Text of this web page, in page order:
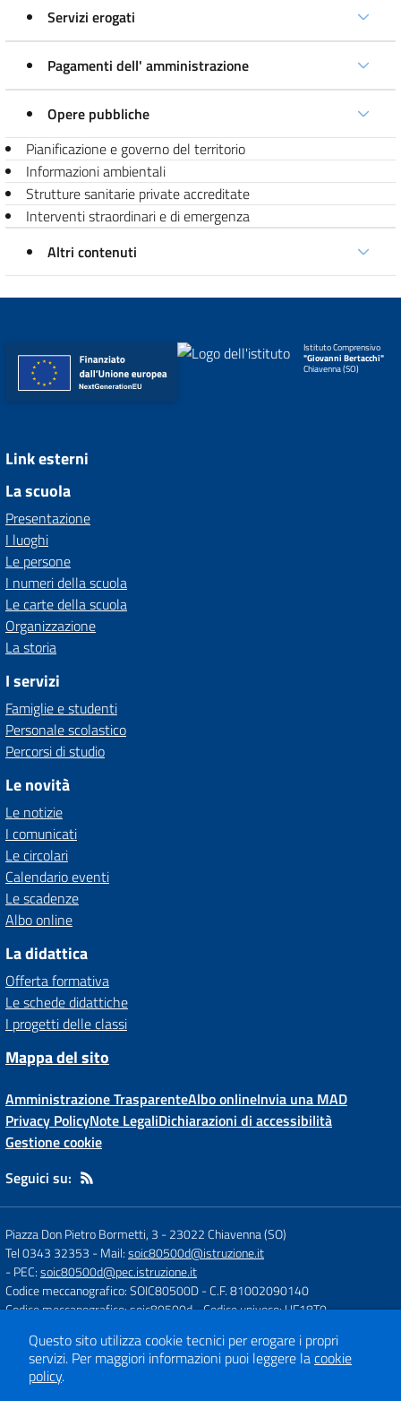
Servizi erogati
Pagamenti dell' amministrazione
Opere pubbliche
Pianificazione e governo del territorio
Informazioni ambientali
Strutture sanitarie private accreditate
Interventi straordinari e di emergenza
Altri contenuti
Istituto Comprensivo
"Giovanni Bertacchi"
Chiavenna (SO)
Link esterni
La scuola
Presentazione
I luoghi
Le persone
I numeri della scuola
Le carte della scuola
Organizzazione
La storia
I servizi
Famiglie e studenti
Personale scolastico
Percorsi di studio
Le novità
Le notizie
I comunicati
Le circolari
Calendario eventi
Le scadenze
Albo online
La didattica
Offerta formativa
Le schede didattiche
I progetti delle classi
Mappa del sito
Amministrazione TrasparenteAlbo onlineInvia una MAD
Privacy PolicyNote LegaliDichiarazioni di accessibilità
Gestione cookie
Seguici su:
Piazza Don Pietro Bormetti, 3 -23022 Chiavenna (SO)
Tel 0343 32353 - Mail:soic80500d@istruzione.it
- PEC:soic80500d@pec.istruzione.it
Codice meccanografico: SOIC80500D- C.F. 81002090140
Codice meccanografico: soic80500d- Codice univoco: UF18T0
Concept & Design by
Designers Italia
Questo sito utilizza cookie tecnici per erogare i propri
servizi. Per maggiori informazioni puoi leggere lacookie
policy.